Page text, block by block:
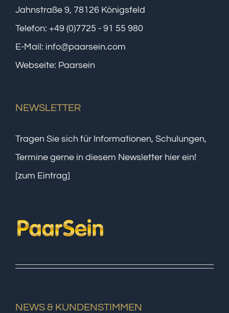
Jahnstraße 9, 78126 Königsfeld
Telefon: +49 (0)7725 - 91 55 980
E-Mail: info@paarsein.com
Webseite: Paarsein
NEWSLETTER
Tragen Sie sich für Informationen, Schulungen,
Termine gerne in diesem Newsletter hier ein!
[zum Eintrag]
NEWS & KUNDENSTIMMEN